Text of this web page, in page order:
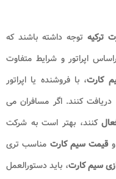
ترکیه توجه داشته باشند که
اپراتور و شرایط متفاوت
کارت، با فروشنده یا اپراتور
کنند. اگر مسافران می
کنند، بهتر است به شرکت
وقیمت سیم کارت مناسب تری
سیم کارت، باید دستورالعمل